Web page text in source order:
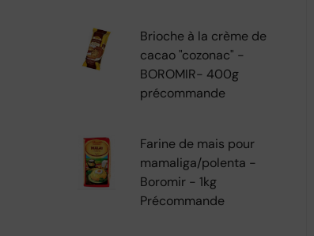
Brioche à la crème de
cacao "cozonac" -
BOROMIR- 400g
précommande
Farine de mais pour
mamaliga/polenta -
Boromir - 1kg
Précommande